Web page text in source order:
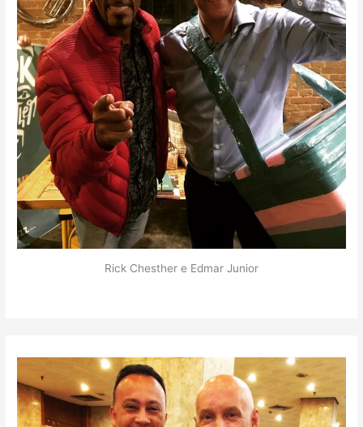
Rick Chesther e Edmar Junior